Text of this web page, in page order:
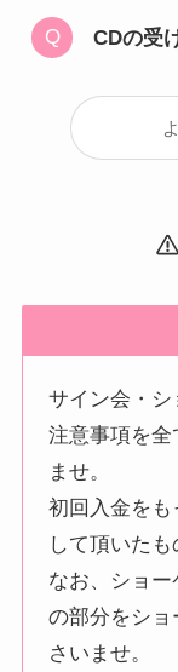
CDの受
サイン会・
注意事項を
ませ。
初回入金をも
して頂いたも
なお、ショ
の部分をシ
さいませ。